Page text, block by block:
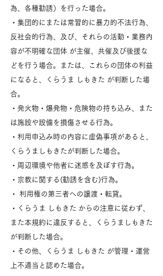
為、各種勧誘）を行った場合。
・集団的にまたは常習的に暴力的不法行為、
反社会的行為、及び、それらの活動・業務内
容が不明確な団体 が主催、共催及び後援な
どを行う場合。または、これらの団体の利益
になると、くらうま しもきた が判断した場
合。
・発火物・爆発物・危険物の持ち込み、また
は施設や設備を損傷させる行為。
・利用申込み時の内容に虚偽事項があると、
くらうましもきたが判断した場合。
・周辺環境や他者に迷惑を及ぼす行為。
・宗教に関する(勧誘を含む)行為。
・ 利用権の第三者への譲渡・転貸。
・くらうま しもきた からの注意に従わず、
また本規約に違反すると、くらうましもきた
が判断した場合。
・その他、くらうま しもきた が管理・運営
上不適当と認めた場合。